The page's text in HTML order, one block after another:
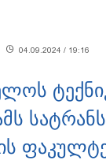
04.09.2024 / 19:16